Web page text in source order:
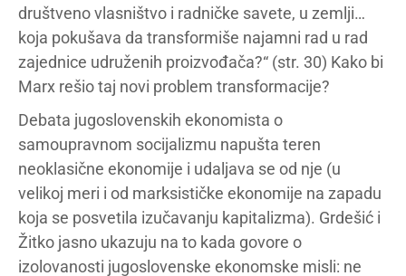
društveno vlasništvo i radničke savete, u zemlji…
koja pokušava da transformiše najamni rad u rad
zajednice udruženih proizvođača?“ (str. 30) Kako bi
Marx rešio taj novi problem transformacije?
Debata jugoslovenskih ekonomista o
samoupravnom socijalizmu napušta teren
neoklasične ekonomije i udaljava se od nje (u
velikoj meri i od marksističke ekonomije na zapadu
koja se posvetila izučavanju kapitalizma). Grdešić i
Žitko jasno ukazuju na to kada govore o
izolovanosti jugoslovenske ekonomske misli: ne